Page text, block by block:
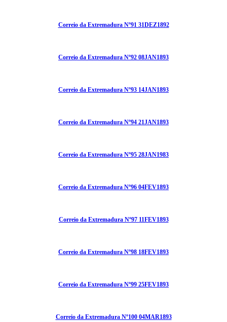
Correio da Extremadura Nº91 31DEZ1892
Correio da Extremadura Nº92 08JAN1893
Correio da Extremadura Nº93 14JAN1893
Correio da Extremadura Nº94 21JAN1893
Correio da Extremadura Nº95 28JAN1983
Correio da Extremadura Nº96 04FEV1893
Correio da Extremadura Nº97 11FEV1893
Correio da Extremadura Nº98 18FEV1893
Correio da Extremadura Nº99 25FEV1893
Correio da Extremadura Nº100 04MAR1893